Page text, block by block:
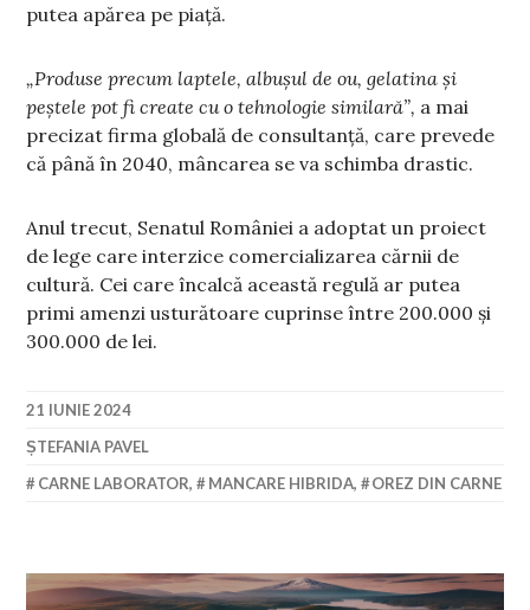
putea apărea pe piață.
„Produse precum laptele, albușul de ou, gelatina și
peștele pot fi create cu o tehnologie similară”, a mai
precizat firma globală de consultanță, care prevede
că până în 2040, mâncarea se va schimba drastic.
Anul trecut, Senatul României a adoptat un proiect
de lege care interzice comercializarea cărnii de
cultură. Cei care încalcă această regulă ar putea
primi amenzi usturătoare cuprinse între 200.000 și
300.000 de lei.
21 IUNIE 2024
ȘTEFANIA PAVEL
CARNE LABORATOR, MANCARE HIBRIDA, OREZ DIN CARNE